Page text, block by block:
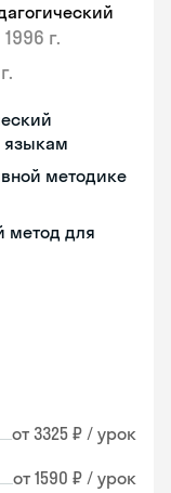
1996 г.
языкам
методике
метод для
от 3325 ₽ / урок
от 1590 ₽ / урок